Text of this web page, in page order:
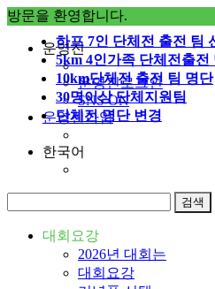
방문을 환영합니다.
운영진
운영진로그인
SNS ON
운영진가입
한국어
대회요강
2026년 대회는
대회요강
하프 7인 단체전 출전 팀
5km 4인가족 단체전출전
10km단체전 출전 팀 명단
30명이상 단체지원팀
단체전 명단 변경